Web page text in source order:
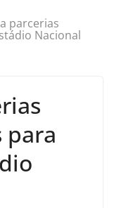
parcerias
Nacional
para